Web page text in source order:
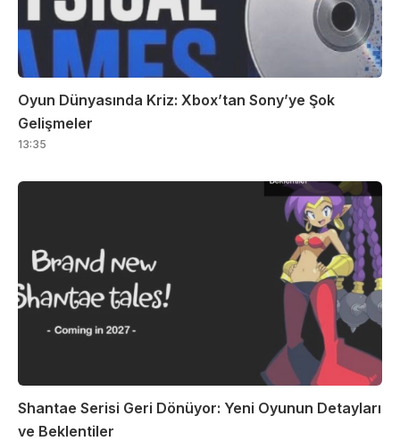
Oyun Dünyasında Kriz: Xbox’tan Sony’ye Şok
Gelişmeler
13:35
Shantae Serisi Geri Dönüyor: Yeni Oyunun Detayları
ve Beklentiler